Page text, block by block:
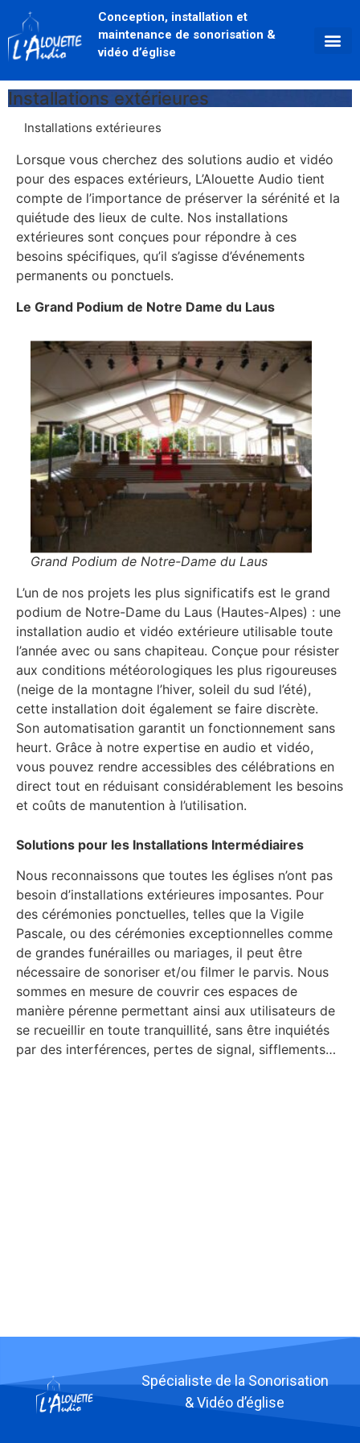
Conception, installation et
maintenance de sonorisation &
vidéo d’église
Installations extérieures
Installations extérieures
Lorsque vous cherchez des solutions audio et vidéo
pour des espaces extérieurs, L’Alouette Audio tient
compte de l’importance de préserver la sérénité et la
quiétude des lieux de culte. Nos installations
extérieures sont conçues pour répondre à ces
besoins spécifiques, qu’il s’agisse d’événements
permanents ou ponctuels.
Le Grand Podium de Notre Dame du Laus
Grand Podium de Notre-Dame du Laus
L’un de nos projets les plus significatifs est le grand
podium de Notre-Dame du Laus (Hautes-Alpes) : une
installation audio et vidéo extérieure utilisable toute
l’année avec ou sans chapiteau. Conçue pour résister
aux conditions météorologiques les plus rigoureuses
(neige de la montagne l’hiver, soleil du sud l’été),
cette installation doit également se faire discrète.
Son automatisation garantit un fonctionnement sans
heurt. Grâce à notre expertise en audio et vidéo,
vous pouvez rendre accessibles des célébrations en
direct tout en réduisant considérablement les besoins
et coûts de manutention à l’utilisation.
Solutions pour les Installations Intermédiaires
Nous reconnaissons que toutes les églises n’ont pas
besoin d’installations extérieures imposantes. Pour
des cérémonies ponctuelles, telles que la Vigile
Pascale, ou des cérémonies exceptionnelles comme
de grandes funérailles ou mariages, il peut être
nécessaire de sonoriser et/ou filmer le parvis. Nous
sommes en mesure de couvrir ces espaces de
manière pérenne permettant ainsi aux utilisateurs de
se recueillir en toute tranquillité, sans être inquiétés
par des interférences, pertes de signal, sifflements…
Spécialiste de la Sonorisation
& Vidéo d’église